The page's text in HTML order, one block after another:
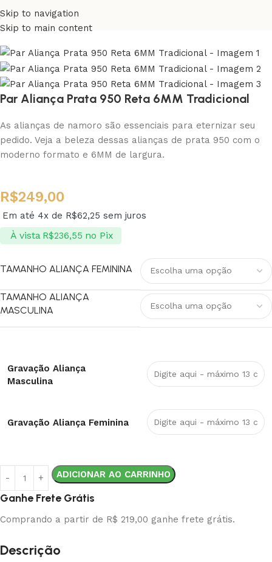
Skip to navigation
Skip to main content
Par Aliança Prata 950 Reta 6MM Tradicional
As alianças de namoro são essenciais para eternizar seu
pedido. Veja a beleza dessas alianças de prata 950 com o
moderno formato e 6MM de largura.
R$249,00
Em até 4x de R$62,25 sem juros
À vista R$236,55 no Pix
TAMANHO ALIANÇA FEMININA
TAMANHO ALIANÇA
MASCULINA
Gravação Aliança
Masculina
Gravação Aliança Feminina
ADICIONAR AO CARRINHO
Ganhe Frete Grátis
Comprando a partir de R$ 219,00 ganhe frete grátis.
Descrição